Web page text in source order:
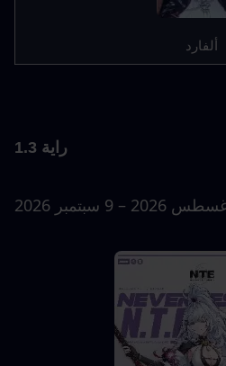
ألفارد
راية 1.3